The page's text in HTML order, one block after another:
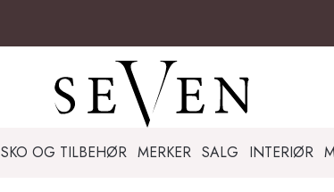
SKO OG TILBEHØR MERKER SALG INTERIØR